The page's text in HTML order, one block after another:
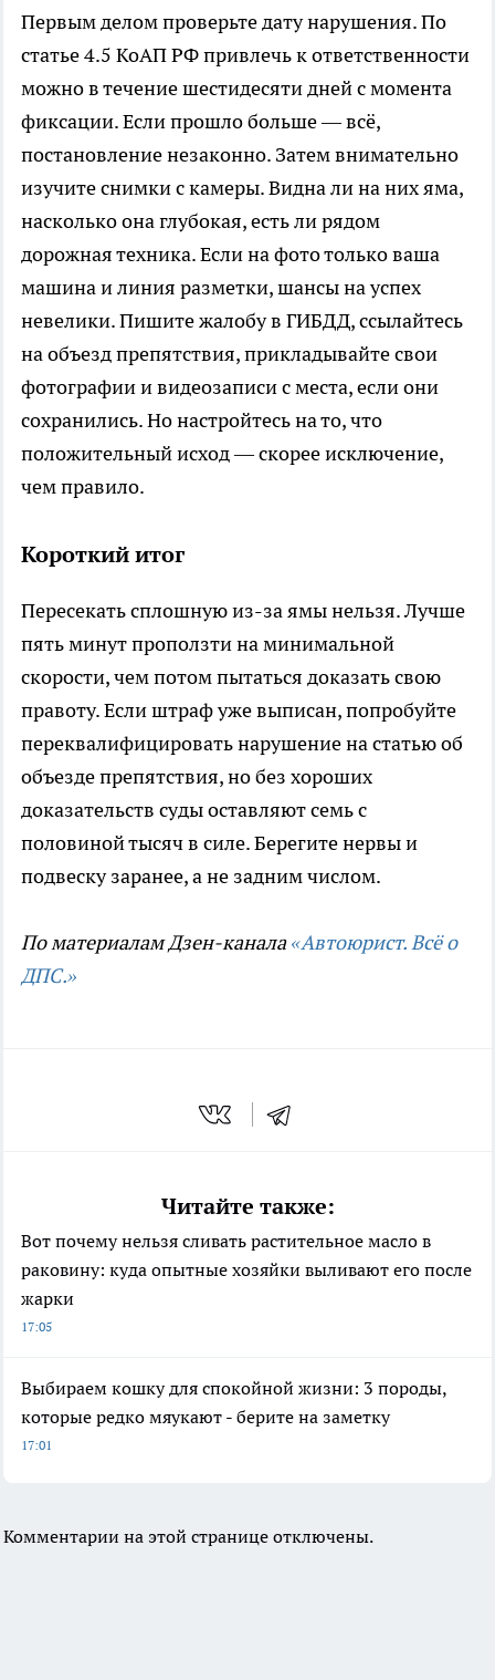
Первым делом проверьте дату нарушения. По
статье 4.5 КоАП РФ привлечь к ответственности
можно в течение шестидесяти дней с момента
фиксации. Если прошло больше — всё,
постановление незаконно. Затем внимательно
изучите снимки с камеры. Видна ли на них яма,
насколько она глубокая, есть ли рядом
дорожная техника. Если на фото только ваша
машина и линия разметки, шансы на успех
невелики. Пишите жалобу в ГИБДД, ссылайтесь
на объезд препятствия, прикладывайте свои
фотографии и видеозаписи с места, если они
сохранились. Но настройтесь на то, что
положительный исход — скорее исключение,
чем правило.
Короткий итог
Пересекать сплошную из-за ямы нельзя. Лучше
пять минут проползти на минимальной
скорости, чем потом пытаться доказать свою
правоту. Если штраф уже выписан, попробуйте
переквалифицировать нарушение на статью об
объезде препятствия, но без хороших
доказательств суды оставляют семь с
половиной тысяч в силе. Берегите нервы и
подвеску заранее, а не задним числом.
По материалам Дзен-канала«Автоюрист. Всё о
ДПС.»
Читайте также:
Вот почему нельзя сливать растительное масло в
раковину: куда опытные хозяйки выливают его после
жарки
17:05
Выбираем кошку для спокойной жизни: 3 породы,
которые редко мяукают - берите на заметку
17:01
Комментарии на этой странице отключены.